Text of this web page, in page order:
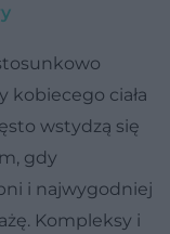
kobiecego ciała
wstydzą się
gdy
i najwygodniej
Kompleksy i